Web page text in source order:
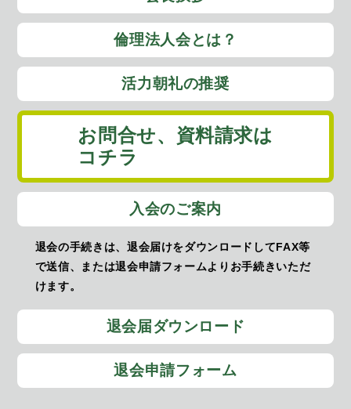
倫理法人会とは？
活力朝礼の推奨
お問合せ、 資料請求は
コチラ
入会のご案内
退会の手続きは、退会届けをダウンロードしてFAX等
で送信、または退会申請フォームよりお手続きいただ
けます。
退会届ダウンロード
退会申請フォーム